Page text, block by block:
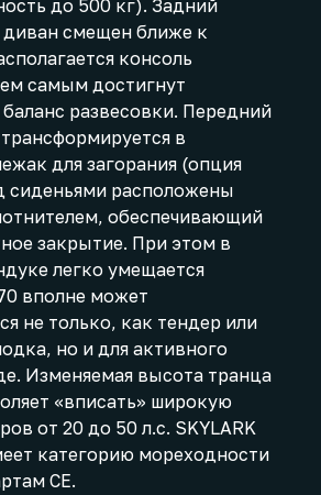
до 500 кг). Задний
смещен ближе к
консоль
самым достигнут
развесовки. Передний
в
для загорания (опция
сиденьями расположены
обеспечивающий
закрытие. При этом в
легко умещается
вполне может
не только, как тендер или
но и для активного
Изменяемая высота транца
«вписать» широкую
от 20 до 50 л.с. SKYLARK
категорию мореходности
CE.